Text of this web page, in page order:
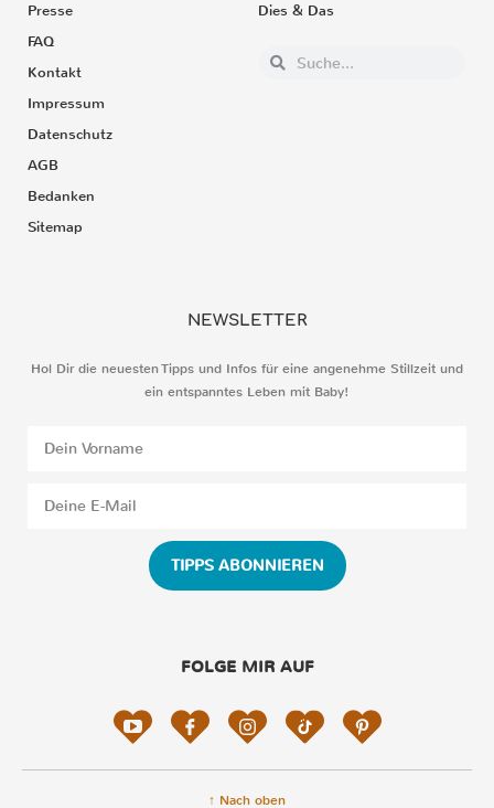
Presse
FAQ
Kontakt
Impressum
Datenschutz
AGB
Bedanken
Sitemap
Dies & Das
NEWSLETTER
Hol Dir die neuesten Tipps und Infos für eine angenehme Stillzeit und
ein entspanntes Leben mit Baby!
TIPPS ABONNIEREN
FOLGE MIR AUF
↑ Nach oben